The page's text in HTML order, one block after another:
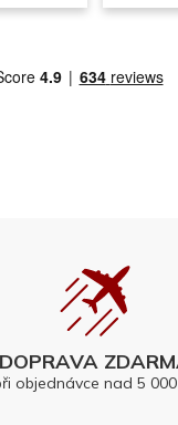
DOPRAVA
objednávce nad 5 000